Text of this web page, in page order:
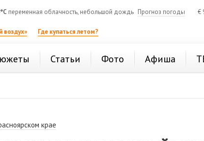
переменная облачность, небольшой дождь Прогноз погоды €
воздух» Где купаться летом?
Статьи Фото Афиша
крае